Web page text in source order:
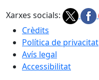
Xarxes socials:
Crèdits
Política de privacitat
Avís legal
Accessibilitat